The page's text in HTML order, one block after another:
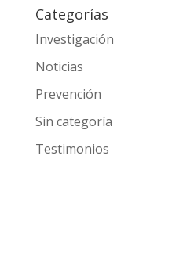
Categorías
Investigación
Noticias
Prevención
Sin categoría
Testimonios